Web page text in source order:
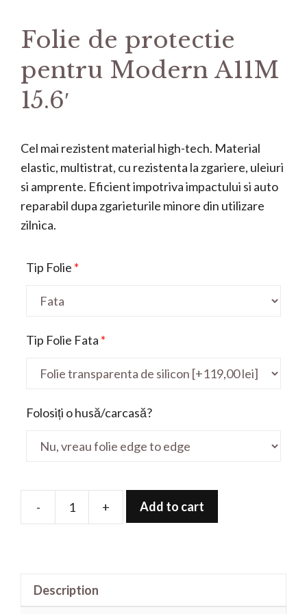
Folie de protectie
pentru Modern A11M
15.6′
Cel mai rezistent material high-tech. Material
elastic, multistrat, cu rezistenta la zgariere, uleiuri
si amprente. Eficient impotriva impactului si auto
reparabil dupa zgarieturile minore din utilizare
zilnica.
Tip Folie *
Tip Folie Fata *
Folosiți o husă/carcasă?
-
Folie
+ Add to cart
Description